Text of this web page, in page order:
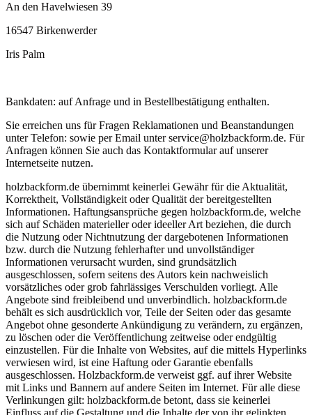
An den Havelwiesen 39
16547 Birkenwerder
Iris Palm
Bankdaten: auf Anfrage und in Bestellbestätigung enthalten.
Sie erreichen uns für Fragen Reklamationen und Beanstandungen
unter Telefon: sowie per Email unter service@holzbackform.de. Für
Anfragen können Sie auch das Kontaktformular auf unserer
Internetseite nutzen.
holzbackform.de übernimmt keinerlei Gewähr für die Aktualität,
Korrektheit, Vollständigkeit oder Qualität der bereitgestellten
Informationen. Haftungsansprüche gegen holzbackform.de, welche
sich auf Schäden materieller oder ideeller Art beziehen, die durch
die Nutzung oder Nichtnutzung der dargebotenen Informationen
bzw. durch die Nutzung fehlerhafter und unvollständiger
Informationen verursacht wurden, sind grundsätzlich
ausgeschlossen, sofern seitens des Autors kein nachweislich
vorsätzliches oder grob fahrlässiges Verschulden vorliegt. Alle
Angebote sind freibleibend und unverbindlich. holzbackform.de
behält es sich ausdrücklich vor, Teile der Seiten oder das gesamte
Angebot ohne gesonderte Ankündigung zu verändern, zu ergänzen,
zu löschen oder die Veröffentlichung zeitweise oder endgültig
einzustellen. Für die Inhalte von Websites, auf die mittels Hyperlinks
verwiesen wird, ist eine Haftung oder Garantie ebenfalls
ausgeschlossen. Holzbackform.de verweist ggf. auf ihrer Website
mit Links und Bannern auf andere Seiten im Internet. Für alle diese
Verlinkungen gilt: holzbackform.de betont, dass sie keinerlei
Einfluss auf die Gestaltung und die Inhalte der von ihr gelinkten